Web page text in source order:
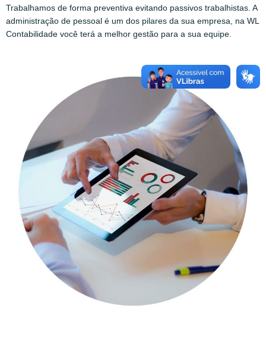
Trabalhamos de forma preventiva evitando passivos trabalhistas. A
administração de pessoal é um dos pilares da sua empresa, na WL
Contabilidade você terá a melhor gestão para a sua equipe.